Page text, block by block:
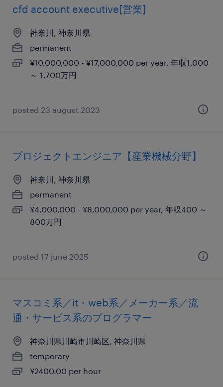
cfd account executive[営業]
神奈川, 神奈川県
permanent
¥10,000,000 - ¥17,000,000 per year, 年収1,000
～ 1,700万円
posted 23 august 2023
プロジェクトエンジニア【産業機械分野】
神奈川, 神奈川県
permanent
¥4,000,000 - ¥8,000,000 per year, 年収400 ～
800万円
posted 17 june 2025
マスコミ系／it・web系／メーカー系／流
通・サービス系のプログラマー
神奈川県川崎市川崎区, 神奈川県
temporary
¥2400.00 per hour